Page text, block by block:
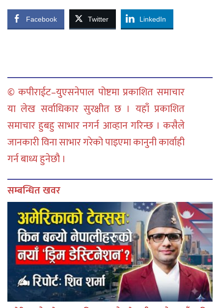
Facebook Twitter LinkedIn
© कपीराईट–युएसनेपाल पोष्टमा प्रकाशित समाचार
या लेख सर्वाधिकार सुरक्षीत छ । यहाँ प्रकाशित
समाचार हुबहु साभार नगर्न आव्हान गरिन्छ । कसैले
जानकारी विना साभार गरेको पाइएमा कानुनी कार्वाही
गर्न बाध्य हुनेछौ ।
सम्बन्धित खवर